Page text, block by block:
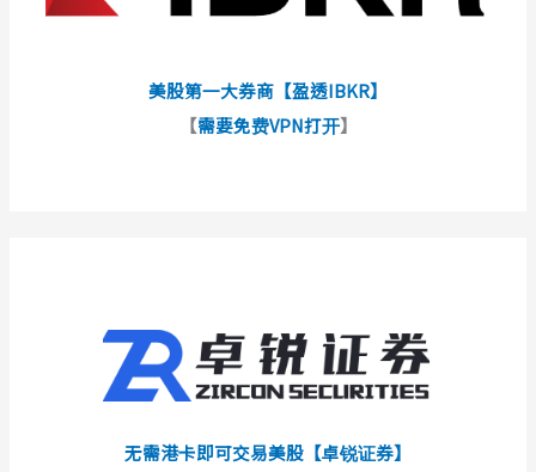
美股第一大券商【盈透IBKR】
【需要免费VPN打开】
无需港卡即可交易美股【卓锐证券】